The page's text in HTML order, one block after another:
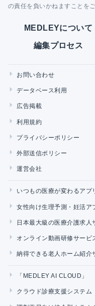
の責任を負いかねますことを
MEDLEYについて
編集プロセス
お問い合わせ
データベース利用
広告掲載
利用規約
プライバシーポリシー
外部送信ポリシー
運営会社
いつもの医療が変わるアプ
女性向け生理予測・妊活ア
日本最大級の医療介護求人
オンライン動画研修サービ
納得できる老人ホーム紹介
「MEDLEY AI CLOUD」
クラウド診療支援システム